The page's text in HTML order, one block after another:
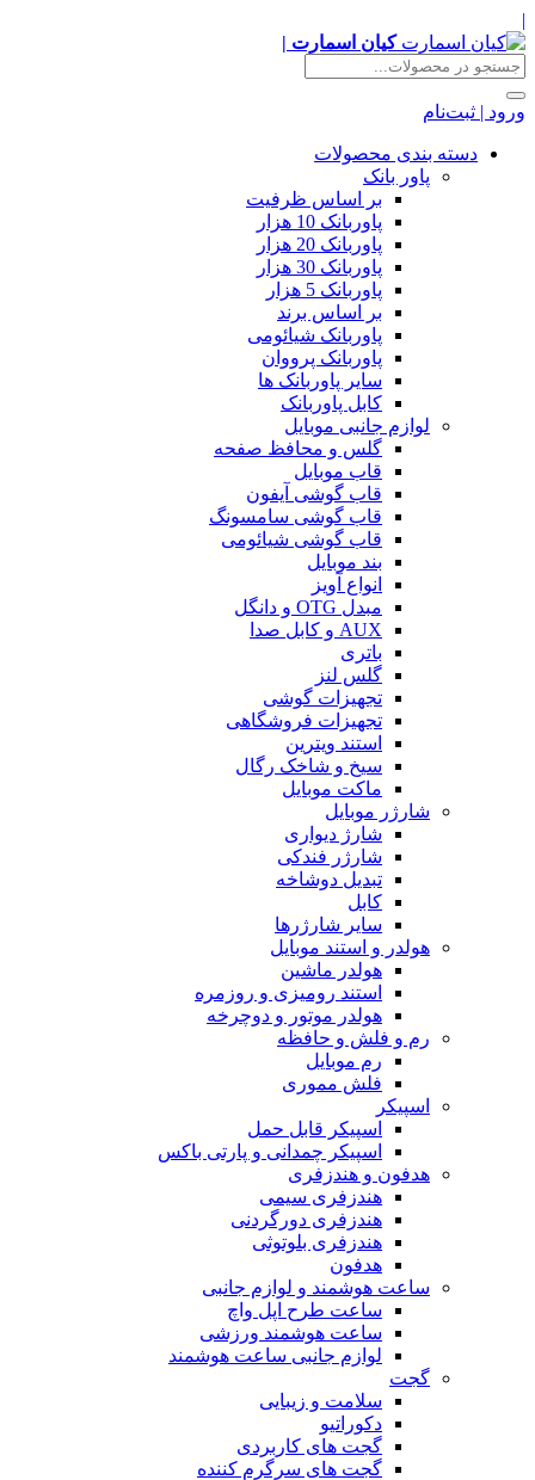
|
کیان اسمارت |
ورود | ثبت‌نام
دسته بندی محصولات
پاور بانک
بر اساس ظرفیت
پاوربانک 10 هزار
پاوربانک 20 هزار
پاوربانک 30 هزار
پاوربانک 5 هزار
بر اساس برند
پاوربانک شیائومی
پاوربانک پرووان
سایر پاوربانک ها
کابل پاوربانک
لوازم جانبی موبایل
گلس و محافظ صفحه
قاب موبایل
قاب گوشی آیفون
قاب گوشی سامسونگ
قاب گوشی شیائومی
بند موبایل
انواع آویز
مبدل OTG و دانگل
AUX و کابل صدا
باتری
گلس لنز
تجهیزات گوشی
تجهیزات فروشگاهی
استند ویترین
سیخ و شاخک رگال
ماکت موبایل
شارژر موبایل
شارژ دیواری
شارژر فندکی
تبدیل دوشاخه
کابل
سایر شارژرها
هولدر و استند موبایل
هولدر ماشین
استند رومیزی و روزمره
هولدر موتور و دوچرخه
رم و فلش و حافظه
رم موبایل
فلش مموری
اسپیکر
اسپیکر قابل حمل
اسپیکر چمدانی و پارتی باکس
هدفون و هندزفری
هندزفری سیمی
هندزفری دورگردنی
هندزفری بلوتوثی
هدفون
ساعت هوشمند و لوازم جانبی
ساعت طرح اپل واچ
ساعت هوشمند ورزشی
لوازم جانبی ساعت هوشمند
گجت
سلامت و زیبایی
دکوراتیو
گجت های کاربردی
گجت های سرگرم کننده